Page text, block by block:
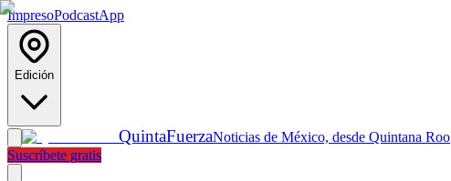
ImpresoPodcastApp
Edición
QuintaFuerzaNoticias de México, desde Quintana Roo
Suscríbete gratis